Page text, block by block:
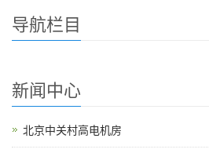
导航栏目
新闻中心
北京中关村高电机房